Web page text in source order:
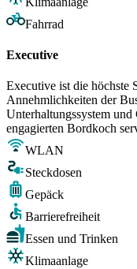
Fahrrad
Executive
Executive ist die höchste
Annehmlichkeiten der
Unterhaltungssystem
engagierten Bordkoch
WLAN
Steckdosen
Gepäck
Barrierefreiheit
Essen und Trinken
Klimaanlage